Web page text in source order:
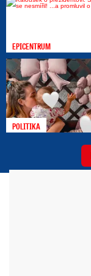
EPICENTRUM
POLITIKA